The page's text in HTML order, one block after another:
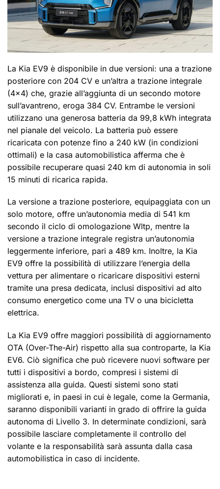
La Kia EV9 è disponibile in due versioni: una a trazione
posteriore con 204 CV e un’altra a trazione integrale
(4×4) che, grazie all’aggiunta di un secondo motore
sull’avantreno, eroga 384 CV. Entrambe le versioni
utilizzano una generosa batteria da 99,8 kWh integrata
nel pianale del veicolo. La batteria può essere
ricaricata con potenze fino a 240 kW (in condizioni
ottimali) e la casa automobilistica afferma che è
possibile recuperare quasi 240 km di autonomia in soli
15 minuti di ricarica rapida.
La versione a trazione posteriore, equipaggiata con un
solo motore, offre un’autonomia media di 541 km
secondo il ciclo di omologazione Wltp, mentre la
versione a trazione integrale registra un’autonomia
leggermente inferiore, pari a 489 km. Inoltre, la Kia
EV9 offre la possibilità di utilizzare l’energia della
vettura per alimentare o ricaricare dispositivi esterni
tramite una presa dedicata, inclusi dispositivi ad alto
consumo energetico come una TV o una bicicletta
elettrica.
La Kia EV9 offre maggiori possibilità di aggiornamento
OTA (Over-The-Air) rispetto alla sua controparte, la Kia
EV6. Ciò significa che può ricevere nuovi software per
tutti i dispositivi a bordo, compresi i sistemi di
assistenza alla guida. Questi sistemi sono stati
migliorati e, in paesi in cui è legale, come la Germania,
saranno disponibili varianti in grado di offrire la guida
autonoma di Livello 3. In determinate condizioni, sarà
possibile lasciare completamente il controllo del
volante e la responsabilità sarà assunta dalla casa
automobilistica in caso di incidente.